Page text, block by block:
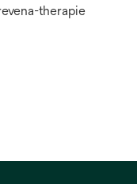
therapie